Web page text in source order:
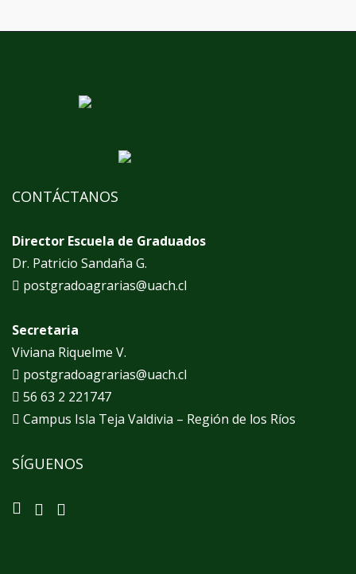
CONTÁCTANOS
Director Escuela de Graduados
Dr. Patricio Sandaña G.
postgradoagrarias@uach.cl
Secretaria
Viviana Riquelme V.
postgradoagrarias@uach.cl
56 63 2 221747
Campus Isla Teja Valdivia – Región de los Ríos
SÍGUENOS